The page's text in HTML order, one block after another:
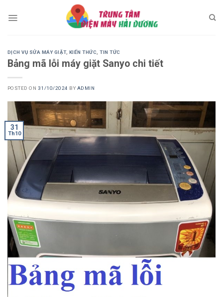
DỊCH VỤ SỬA MÁY GIẶT, KIẾN THỨC ,TIN TỨC
Bảng mã lỗi máy giặt Sanyo chi tiết
POSTED ON 31/10/2024 BY ADMIN
31
Th10